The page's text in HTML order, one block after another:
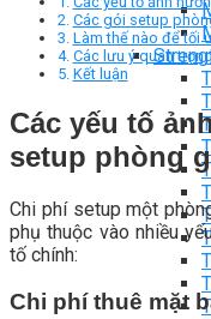
Các gói setup
Làm thế nào để tối
Các lưu ý quan
Kết luận
Các yếu tố
setup phòng
Chi phí setup một
phụ thuộc vào nhiều
tố chính:
Chi phí thuê mặt